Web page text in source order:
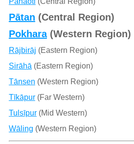
Pātan (Central Region)
Pokhara(Western Region)
Rājbirāj (Eastern Region)
Sirāhā (Eastern Region)
Tānsen (Western Region)
Tīkāpur(Far Western)
Tulsīpur(Mid Western)
Wāling (Western Region)